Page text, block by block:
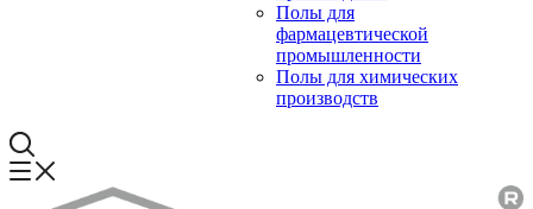
Полы для
фармацевтической
промышленности
Полы для химических
производств